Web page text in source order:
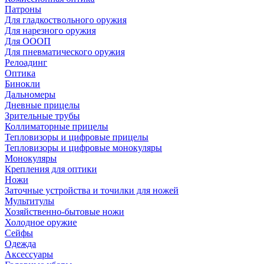
Патроны
Для гладкоствольного оружия
Для нарезного оружия
Для ОООП
Для пневматического оружия
Релоадинг
Оптика
Бинокли
Дальномеры
Дневные прицелы
Зрительные трубы
Коллиматорные прицелы
Тепловизоры и цифровые прицелы
Тепловизоры и цифровые монокуляры
Монокуляры
Крепления для оптики
Ножи
Заточные устройства и точилки для ножей
Мультитулы
Хозяйственно-бытовые ножи
Холодное оружие
Сейфы
Одежда
Аксессуары